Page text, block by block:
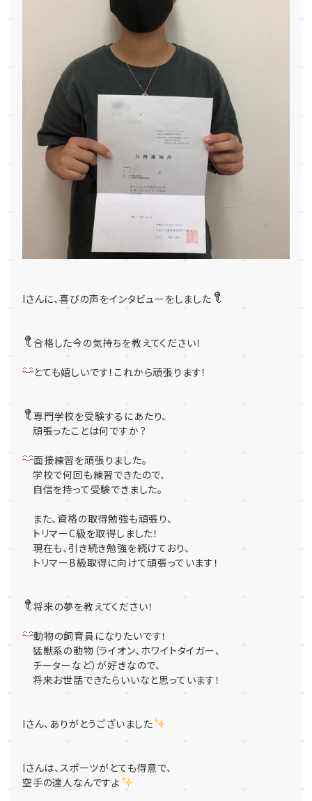
Iさんに、喜びの声をインタビューをしました
合格した今の気持ちを教えてください！
とても嬉しいです！これから頑張ります！
専門学校を受験するにあたり、
頑張ったことは何ですか？
面接練習を頑張りました。
学校で何回も練習できたので、
自信を持って受験できました。
また、資格の取得勉強も頑張り、
トリマーC級を取得しました！
現在も、引き続き勉強を続けており、
トリマーB級取得に向けて頑張っています！
将来の夢を教えてください！
動物の飼育員になりたいです！
猛獣系の動物（ライオン、ホワイトタイガー、
チーターなど）が好きなので、
将来お世話できたらいいなと思っています！
Iさん、ありがとうございました
Iさんは、スポーツがとても得意で、
空手の達人なんですよ